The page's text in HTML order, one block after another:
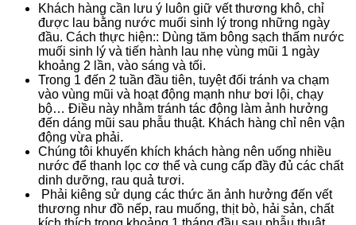
Khách hàng cần lưu ý luôn giữ vết thương khô, chỉ
được lau bằng nước muối sinh lý trong những ngày
đầu. Cách thực hiện:: Dùng tăm bông sạch thấm nước
muối sinh lý và tiến hành lau nhẹ vùng mũi 1 ngày
khoảng 2 lần, vào sáng và tối.
Trong 1 đến 2 tuần đầu tiên, tuyệt đối tránh va chạm
vào vùng mũi và hoạt động mạnh như bơi lội, chạy
bộ… Điều này nhằm tránh tác động làm ảnh hưởng
đến dáng mũi sau phẫu thuật. Khách hàng chỉ nên vận
động vừa phải.
Chúng tôi khuyến khích khách hàng nên uống nhiều
nước để thanh lọc cơ thể và cung cấp đầy đủ các chất
dinh dưỡng, rau quả tươi.
Phải kiêng sử dụng các thức ăn ảnh hưởng đến vết
thương như đồ nếp, rau muống, thịt bò, hải sản, chất